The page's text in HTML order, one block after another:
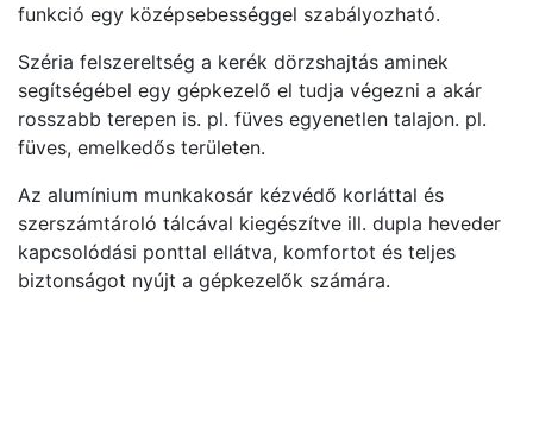
funkció egy középsebességgel szabályozható.
Széria felszereltség a kerék dörzshajtás aminek
segítségébel egy gépkezelő el tudja végezni a akár
rosszabb terepen is. pl. füves egyenetlen talajon. pl.
füves, emelkedős területen.
Az alumínium munkakosár kézvédő korláttal és
szerszámtároló tálcával kiegészítve ill. dupla heveder
kapcsolódási ponttal ellátva, komfortot és teljes
biztonságot nyújt a gépkezelők számára.